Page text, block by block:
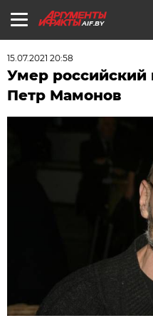
AIF.BY
15.07.2021 20:58
Умер российский
Петр Мамонов